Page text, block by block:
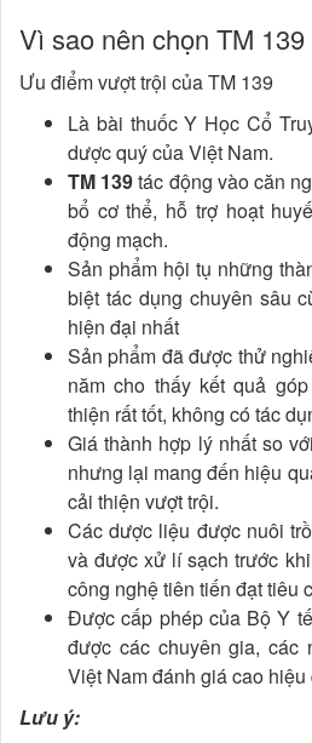
Vì sao nên chọn TM 139
Ưu điểm vượt trội của TM 139
Là bài thuốc Y Học Cổ
dược quý của Việt Nam.
TM 139tác động vào căn
bổ cơ thể, hỗ trợ hoạt
động mạch.
Sản phẩm hội tụ những
biệt tác dụng chuyên sâu
hiện đại nhất
Sản phẩm đã được thử
năm cho thấy kết quả
thiện rất tốt, không có tác
Giá thành hợp lý nhất so
nhưng lại mang đến hiệu
cải thiện vượt trội.
Các dược liệu được nuôi
và được xử lí sạch trước
công nghệ tiên tiến đạt tiêu
Được cấp phép của Bộ Y
được các chuyên gia, các
Việt Nam đánh giá cao
Lưu ý: